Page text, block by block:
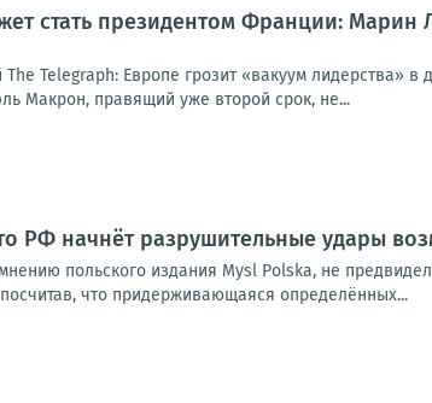
стать президентом Франции:
Telegraph: Европе грозит «вакуум лидерства»
Макрон, правящий уже второй срок, не...
РФ начнёт разрушительные удары
польского издания Mysl Polska, не
что придерживающаяся определённых...